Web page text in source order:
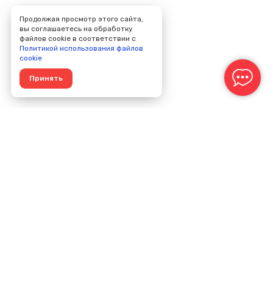
Продолжая просмотр этого сайта,
вы соглашаетесь на обработку
файлов cookie в соответствии с
Политикой использования файлов
cookie
Принять